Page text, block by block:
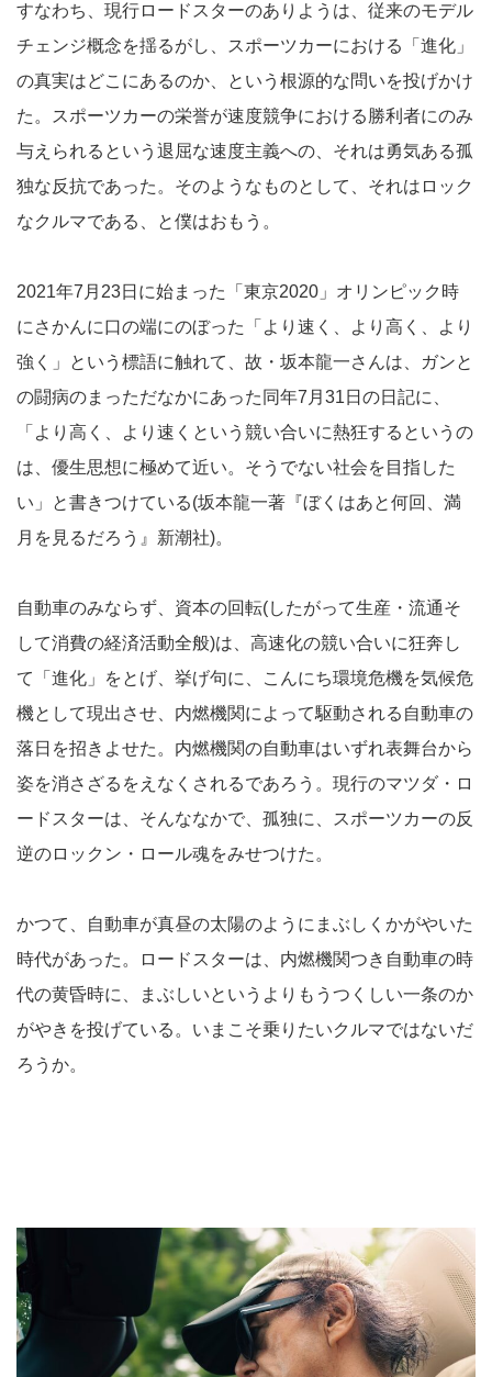
すなわち、現行ロードスターのありようは、従来のモデル
チェンジ概念を揺るがし、スポーツカーにおける「進化」
の真実はどこにあるのか、という根源的な問いを投げかけ
た。スポーツカーの栄誉が速度競争における勝利者にのみ
与えられるという退屈な速度主義への、それは勇気ある孤
独な反抗であった。そのようなものとして、それはロック
なクルマである、と僕はおもう。
2021年7月23日に始まった「東京2020」オリンピック時
にさかんに口の端にのぼった「より速く、より高く、より
強く」という標語に触れて、故・坂本龍一さんは、ガンと
の闘病のまっただなかにあった同年7月31日の日記に、
「より高く、より速くという競い合いに熱狂するというの
は、優生思想に極めて近い。そうでない社会を目指した
い」と書きつけている(坂本龍一著『ぼくはあと何回、満
月を見るだろう』新潮社)。
自動車のみならず、資本の回転(したがって生産・流通そ
して消費の経済活動全般)は、高速化の競い合いに狂奔し
て「進化」をとげ、挙げ句に、こんにち環境危機を気候危
機として現出させ、内燃機関によって駆動される自動車の
落日を招きよせた。内燃機関の自動車はいずれ表舞台から
姿を消さざるをえなくされるであろう。現行のマツダ・ロ
ードスターは、そんななかで、孤独に、スポーツカーの反
逆のロックン・ロール魂をみせつけた。
かつて、自動車が真昼の太陽のようにまぶしくかがやいた
時代があった。ロードスターは、内燃機関つき自動車の時
代の黄昏時に、まぶしいというよりもうつくしい一条のか
がやきを投げている。いまこそ乗りたいクルマではないだ
ろうか。